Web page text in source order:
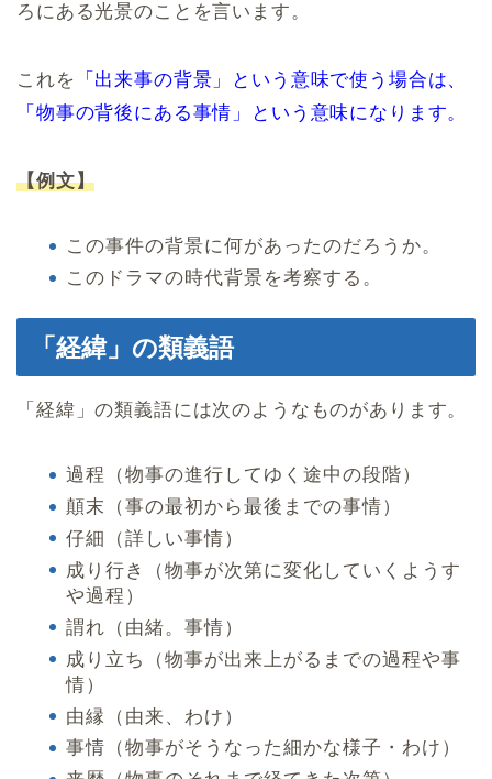
ろにある光景のことを言います。
これを 「出来事の背景」という意味で使う場合は、
「物事の背後にある事情」という意味になります。
【例文】
この事件の背景に何があったのだろうか。
このドラマの時代背景を考察する。
「経緯」の類義語
「経緯」の類義語には次のようなものがあります。
過程（物事の進行してゆく途中の段階）
顛末（事の最初から最後までの事情）
仔細（詳しい事情）
成り行き（物事が次第に変化していくようす
や過程）
謂れ（由緒。事情）
成り立ち（物事が出来上がるまでの過程や事
情）
由縁（由来、わけ）
事情（物事がそうなった細かな様子・わけ）